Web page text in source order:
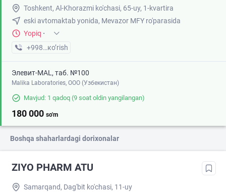
Toshkent, Al-Khorazmi ko'chasi, 65-uy, 1-kvartira
eski avtomaktab yonida, Mevazor MFY ro'parasida
Yopiq ·
+998 (99) XXX-XX-XX
кo’rish
Элевит-MAL, таб. №100
Malika Laboratories, ООО (Узбекистан)
Mavjud: 1 qadoq (9 soat oldin yangilangan)
180 000 so'm
Boshqa shaharlardagi dorixonalar
ZIYO PHARM ATU
Samarqand, Dag'bit ko'chasi, 11-uy